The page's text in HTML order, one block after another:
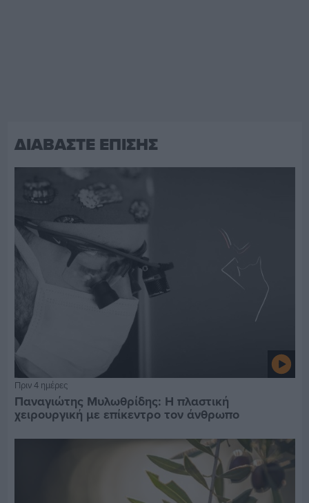
ΔΙΑΒΑΣΤΕ ΕΠΙΣΗΣ
Πριν 4 ημέρες
Παναγιώτης Μυλωθρίδης: Η πλαστική
χειρουργική με επίκεντρο τον άνθρωπο